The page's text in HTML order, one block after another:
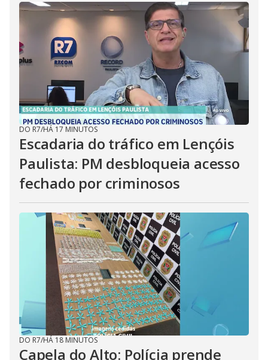
DO R7/HÁ 17 MINUTOS
Escadaria do tráfico em Lençóis
Paulista: PM desbloqueia acesso
fechado por criminosos
DO R7/HÁ 18 MINUTOS
Capela do Alto: Polícia prende